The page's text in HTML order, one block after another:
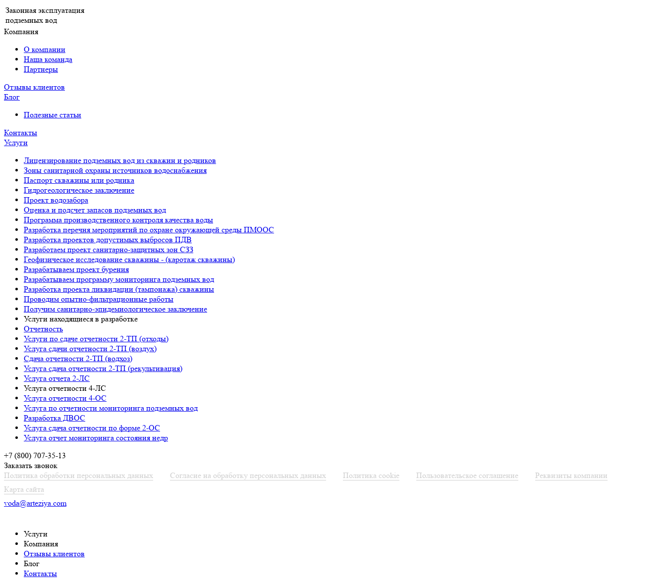
Законная эксплуатация
подземных вод
Компания
О компании
Наша команда
Партнеры
Отзывы клиентов
Блог
Полезные статьи
Контакты
Услуги
Лицензирование подземных вод из скважин и родников
Зоны санитарной охраны источников водоснабжения
Паспорт скважины или родника
Гидрогеологическое заключение
Проект водозабора
Оценка и подсчет запасов подземных вод
Программа производственного контроля качества воды
Разработка перечня мероприятий по охране окружающей среды ПМООС
Разработка проектов допустимых выбросов ПДВ
Разработаем проект санитарно-защитных зон СЗЗ
Геофизическое исследование скважины - (каротаж скважины)
Разрабатываем проект бурения
Разрабатываем программу мониторинга подземных вод
Разработка проекта ликвидации (тампонажа) скважины
Проводим опытно-фильтрационные работы
Получим санитарно-эпидемиологическое заключение
Услуги находящиеся в разработке
Отчетность
Услуги по сдаче отчетности 2-ТП (отходы)
Услуга сдачи отчетности 2-ТП (воздух)
Сдача отчетности 2-ТП (водхоз)
Услуга сдача отчетности 2-ТП (рекультивация)
Услуга отчета 2-ЛС
Услуга отчетности 4-ЛС
Услуга отчетности 4-ОС
Услуга по отчетности мониторинга подземных вод
Разработка ДВОС
Услуга сдача отчетности по форме 2-ОС
Услуга отчет мониторинга состояния недр
+7 (800) 707-35-13
Заказать звонок
Политика обработки персональных данных
Согласие на обработку персональных данных Политика cookie Пользовательское соглашение
Реквизиты компании
Карта сайта
voda@arteziya.com
Услуги
Компания
Отзывы клиентов
Блог
Контакты